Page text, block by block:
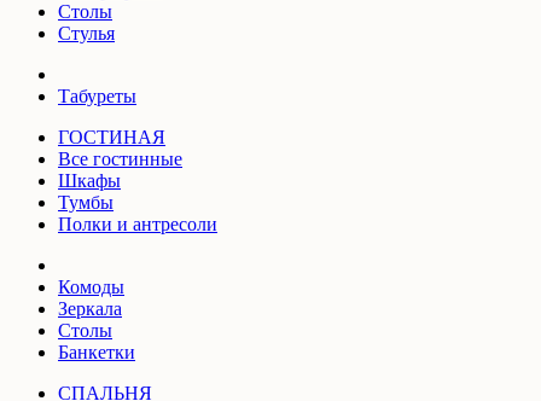
Столы
Стулья
Табуреты
ГОСТИНАЯ
Все гостинные
Шкафы
Тумбы
Полки и антресоли
Комоды
Зеркала
Столы
Банкетки
СПАЛЬНЯ